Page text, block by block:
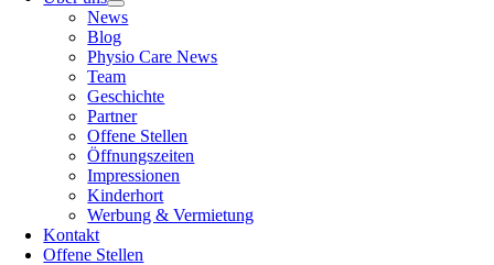
News
Blog
Physio Care News
Team
Geschichte
Partner
Offene Stellen
Öffnungszeiten
Impressionen
Kinderhort
Werbung & Vermietung
Kontakt
Offene Stellen